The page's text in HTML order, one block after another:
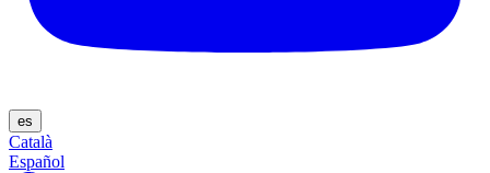
es
Català
Español